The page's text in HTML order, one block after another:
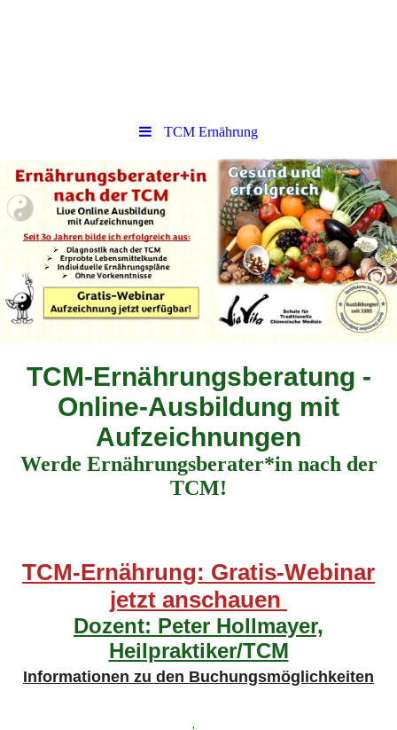
TCM Ernährung
TCM-Ernährungsberatung -
Online-Ausbildung mit
Aufzeichnungen
Werde Ernährungsberater*in nach der
TCM!
TCM-Ernährung: Gratis-Webinar
jetzt anschauen
Dozent: Peter Hollmayer,
Heilpraktiker/TCM
Informationen zu den Buchungsmöglichkeiten